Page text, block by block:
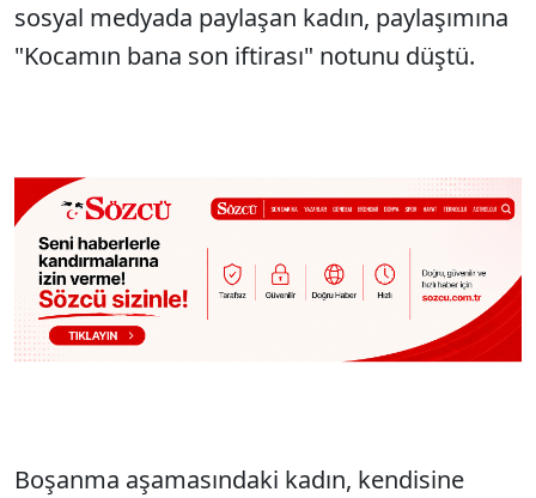
sosyal medyada paylaşan kadın, paylaşımına
"Kocamın bana son iftirası" notunu düştü.
Boşanma aşamasındaki kadın, kendisine